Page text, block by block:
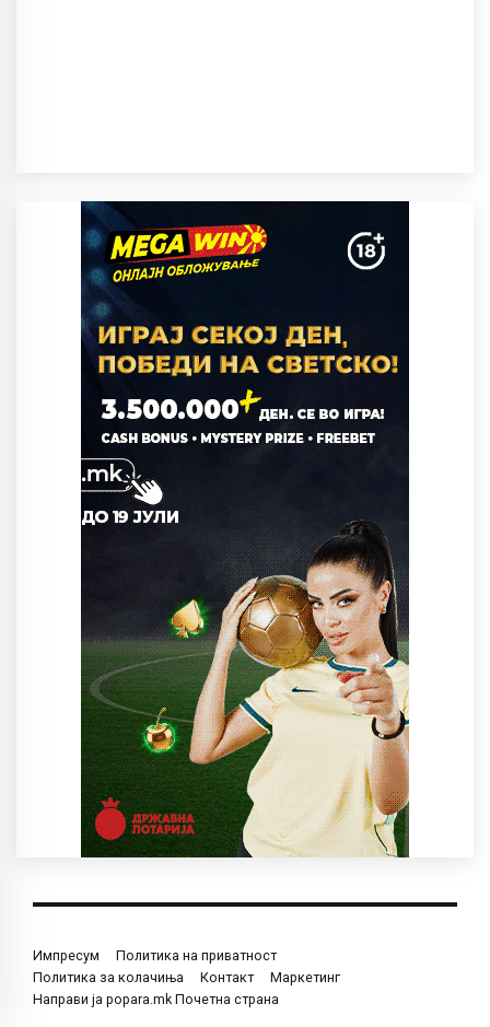
Импресум
Политика на приватност
Политика за колачиња
Контакт
Маркетинг
Направи ја popara.mk Почетна страна